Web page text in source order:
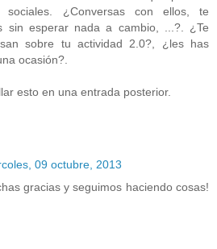
¿Conversas con ellos, te
sin esperar nada a cambio, ...?. ¿Te
sobre tu actividad 2.0?, ¿les has
ocasión?.
esto en una entrada posterior.
09 octubre, 2013
gracias y seguimos haciendo cosas!